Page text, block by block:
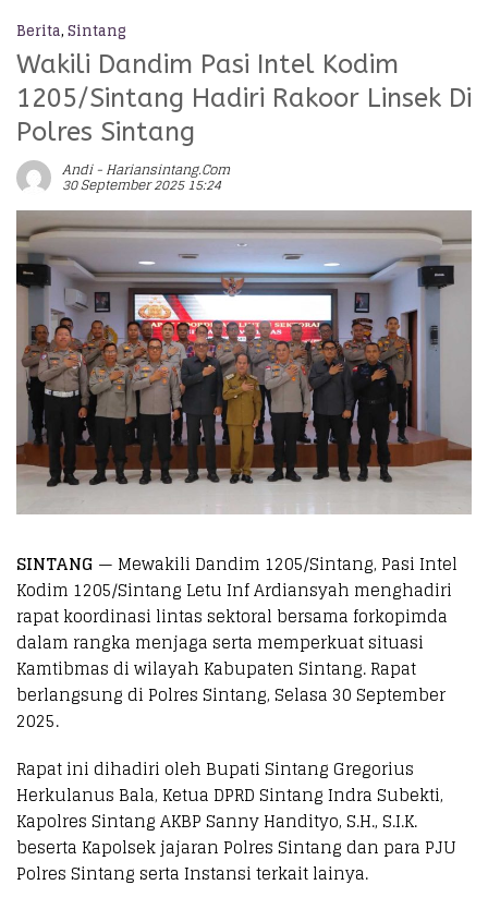
Berita,Sintang
Wakili Dandim Pasi Intel Kodim
1205/Sintang Hadiri Rakoor Linsek Di
Polres Sintang
Andi - Hariansintang.com
30 September 2025 15:24
SINTANG — Mewakili Dandim 1205/Sintang, Pasi Intel
Kodim 1205/Sintang Letu Inf Ardiansyah menghadiri
rapat koordinasi lintas sektoral bersama forkopimda
dalam rangka menjaga serta memperkuat situasi
Kamtibmas di wilayah Kabupaten Sintang. Rapat
berlangsung di Polres Sintang, Selasa 30 September
2025.
Rapat ini dihadiri oleh Bupati Sintang Gregorius
Herkulanus Bala, Ketua DPRD Sintang Indra Subekti,
Kapolres Sintang AKBP Sanny Handityo, S.H., S.I.K.
beserta Kapolsek jajaran Polres Sintang dan para PJU
Polres Sintang serta Instansi terkait lainya.